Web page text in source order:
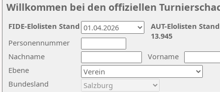
Willkommen bei den offiziellen
Nachname
Vorname
Ebene
Personennummer
Bundesland
AUT-Elolisten
13.945
FIDE-Elolisten Stand